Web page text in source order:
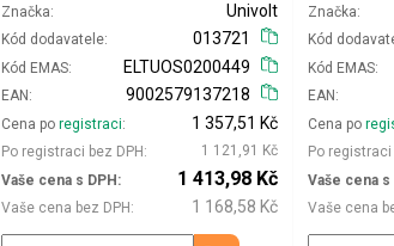
Značka
Kód dodavatele
Univolt
013721
Kód EMAS
EAN
ELTUOS0200449
9002579137218
Cena po registraci
Po registraci bez DPH
1 357,51 Kč
1 121,91 Kč
Vaše cena s DPH
Vaše cena bez DPH
1 413,98 Kč
1 168,58 Kč
Značka
Kód
Kód EMAS
EAN
Cena po
Po registraci
Vaše cena s
Vaše cena